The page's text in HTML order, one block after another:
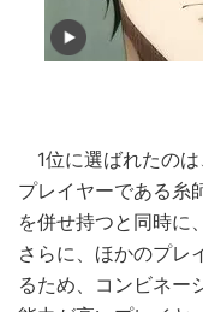
1位に選ばれたの
プレイヤーである糸
を併せ持つと同時に
さらに、ほかのプレ
るため、コンビネー